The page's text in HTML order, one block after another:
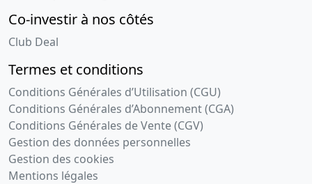
Co-investir à nos côtés
Club Deal
Termes et conditions
Conditions Générales d’Utilisation (CGU)
Conditions Générales d’Abonnement (CGA)
Conditions Générales de Vente (CGV)
Gestion des données personnelles
Gestion des cookies
Mentions légales